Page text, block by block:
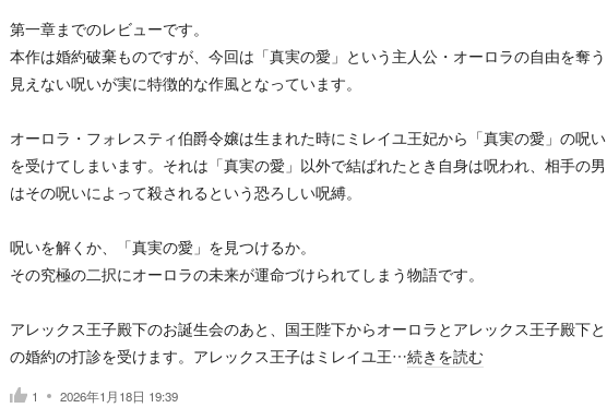
第一章までのレビューです。
本作は婚約破棄ものですが、今回は「真実の愛」という主人公・オーロラの自由を奪う
見えない呪いが実に特徴的な作風となっています。
オーロラ・フォレスティ伯爵令嬢は生まれた時にミレイユ王妃から「真実の愛」の呪い
を受けてしまいます。それは「真実の愛」以外で結ばれたとき自身は呪われ、相手の男
はその呪いによって殺されるという恐ろしい呪縛。
呪いを解くか、「真実の愛」を見つけるか。
その究極の二択にオーロラの未来が運命づけられてしまう物語です。
アレックス王子殿下のお誕生会のあと、国王陛下からオーロラとアレックス王子殿下と
の婚約の打診を受けます。アレックス王子はミレイユ王…続きを読む
1 2026年1月18日 19:39